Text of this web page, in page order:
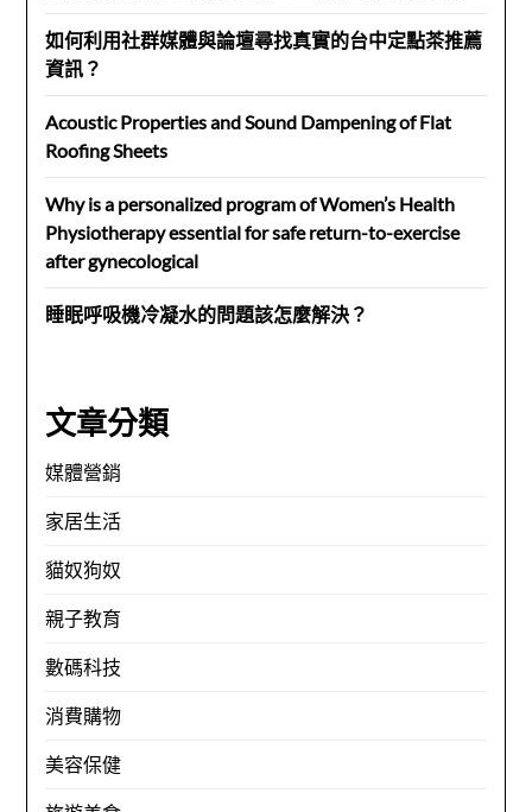
如何利用社群媒體與論壇尋找真實的台中定點茶推薦
資訊？
Acoustic Properties and Sound Dampening of Flat
Roofing Sheets
Why is a personalized program of Women’s Health
Physiotherapy essential for safe return-to-exercise
after gynecological
睡眠呼吸機冷凝水的問題該怎麼解決？
文章分類
媒體營銷
家居生活
貓奴狗奴
親子教育
數碼科技
消費購物
美容保健